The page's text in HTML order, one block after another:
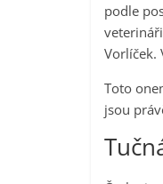
podle
Vorlíček.
Toto
jsou